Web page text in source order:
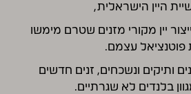
היין הישראלית,
יין מקורי מזנים שטרם מימשו
פוטנציאל עצמם.
ותיקים ונשכחים, זנים חדשים
בלנדים לא שגרתיים.